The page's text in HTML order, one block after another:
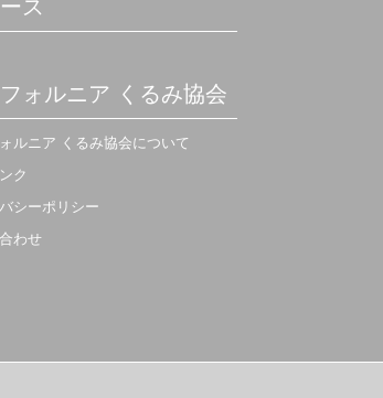
ス
ォルニア くるみ協会
ルニア くるみ協会について
ク
シーポリシー
わせ